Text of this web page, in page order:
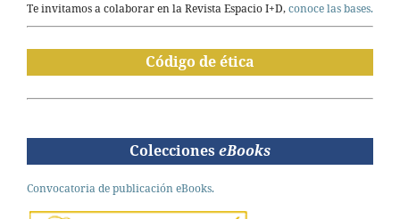
Te invitamos a colaborar en la Revista Espacio I+D,conoce las bases.
Código de ética
Colecciones eBooks
Convocatoria de publicación eBooks.